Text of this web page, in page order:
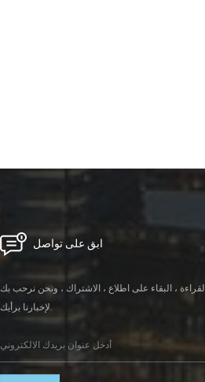
ابق على تواصل
، البقاء على اطلاع ، الاشتراك ، ونحن نرحب بك
لإخبارنا برأيك.